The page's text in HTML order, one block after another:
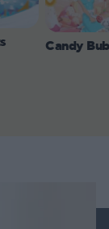
Candy